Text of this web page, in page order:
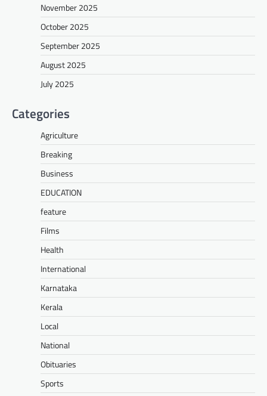
November 2025
October 2025
September 2025
August 2025
July 2025
Categories
Agriculture
Breaking
Business
EDUCATION
feature
Films
Health
International
Karnataka
Kerala
Local
National
Obituaries
Sports